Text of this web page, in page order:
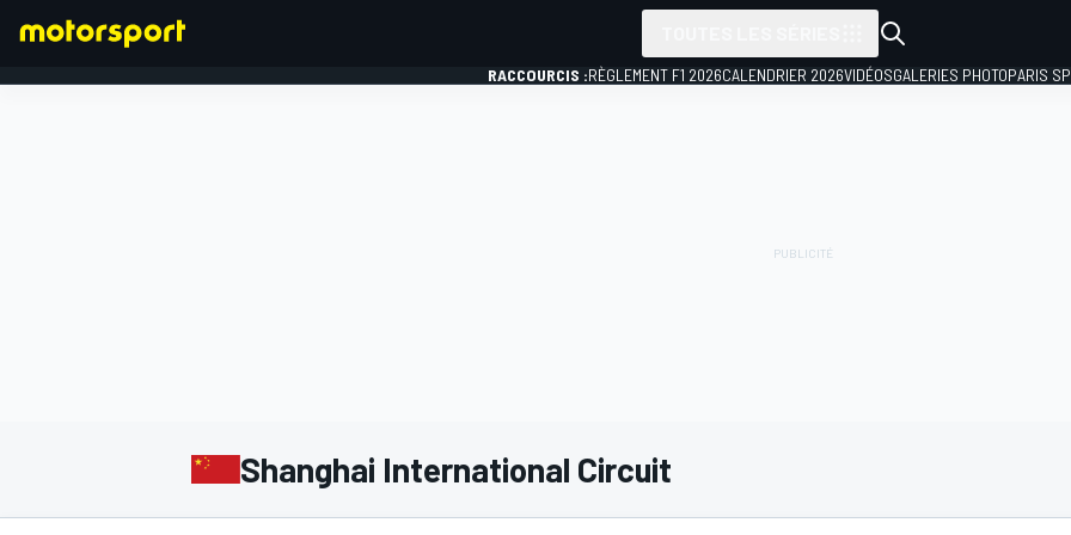
RACCOURCIS :RÈGLEMENT F1 2026CALENDRIER 2026VIDÉOSGALERIES PHOTOPARIS
Shanghai International Circuit